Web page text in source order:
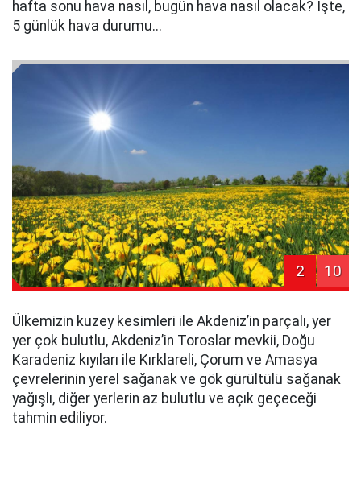
hafta sonu hava nasıl, bugün hava nasıl olacak? İşte,
5 günlük hava durumu...
2 10
Ülkemizin kuzey kesimleri ile Akdeniz’in parçalı, yer
yer çok bulutlu, Akdeniz’in Toroslar mevkii, Doğu
Karadeniz kıyıları ile Kırklareli, Çorum ve Amasya
çevrelerinin yerel sağanak ve gök gürültülü sağanak
yağışlı, diğer yerlerin az bulutlu ve açık geçeceği
tahmin ediliyor.